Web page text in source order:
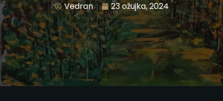
Vedran 23 ožujka, 2024